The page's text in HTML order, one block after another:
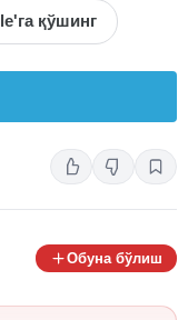
қўшинг
Обуна бўлиш